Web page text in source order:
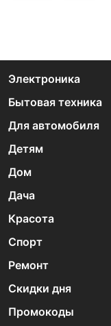
Электроника
Бытовая техника
Для автомобиля
Детям
Дом
Дача
Красота
Спорт
Ремонт
Скидки дня
Промокоды